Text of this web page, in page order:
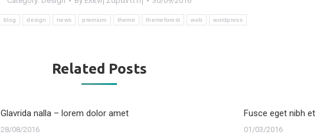
blog design news premium theme themeforest web wordpress
Related Posts
Glavrida nalla – lorem dolor amet
28/08/2016
Fusce eget nibh
01/03/2016